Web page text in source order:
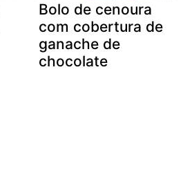
Bolo de cenoura
com cobertura de
ganache de
chocolate